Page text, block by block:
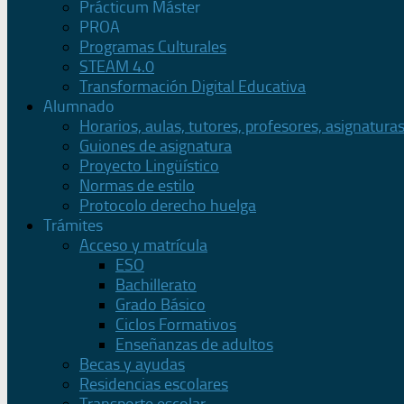
Prácticum Máster
PROA
Programas Culturales
STEAM 4.0
Transformación Digital Educativa
Alumnado
Horarios, aulas, tutores, profesores, asignaturas
Guiones de asignatura
Proyecto Lingüístico
Normas de estilo
Protocolo derecho huelga
Trámites
Acceso y matrícula
ESO
Bachillerato
Grado Básico
Ciclos Formativos
Enseñanzas de adultos
Becas y ayudas
Residencias escolares